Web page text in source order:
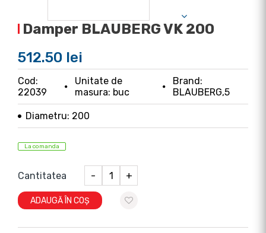
Damper BLAUBERG VK 200
512.50 lei
Cod:
22039
Unitate de
masura: buc
Brand:
BLAUBERG,5
Diametru: 200
La comanda
Cantitatea - +
ADAUGĂ ÎN COȘ